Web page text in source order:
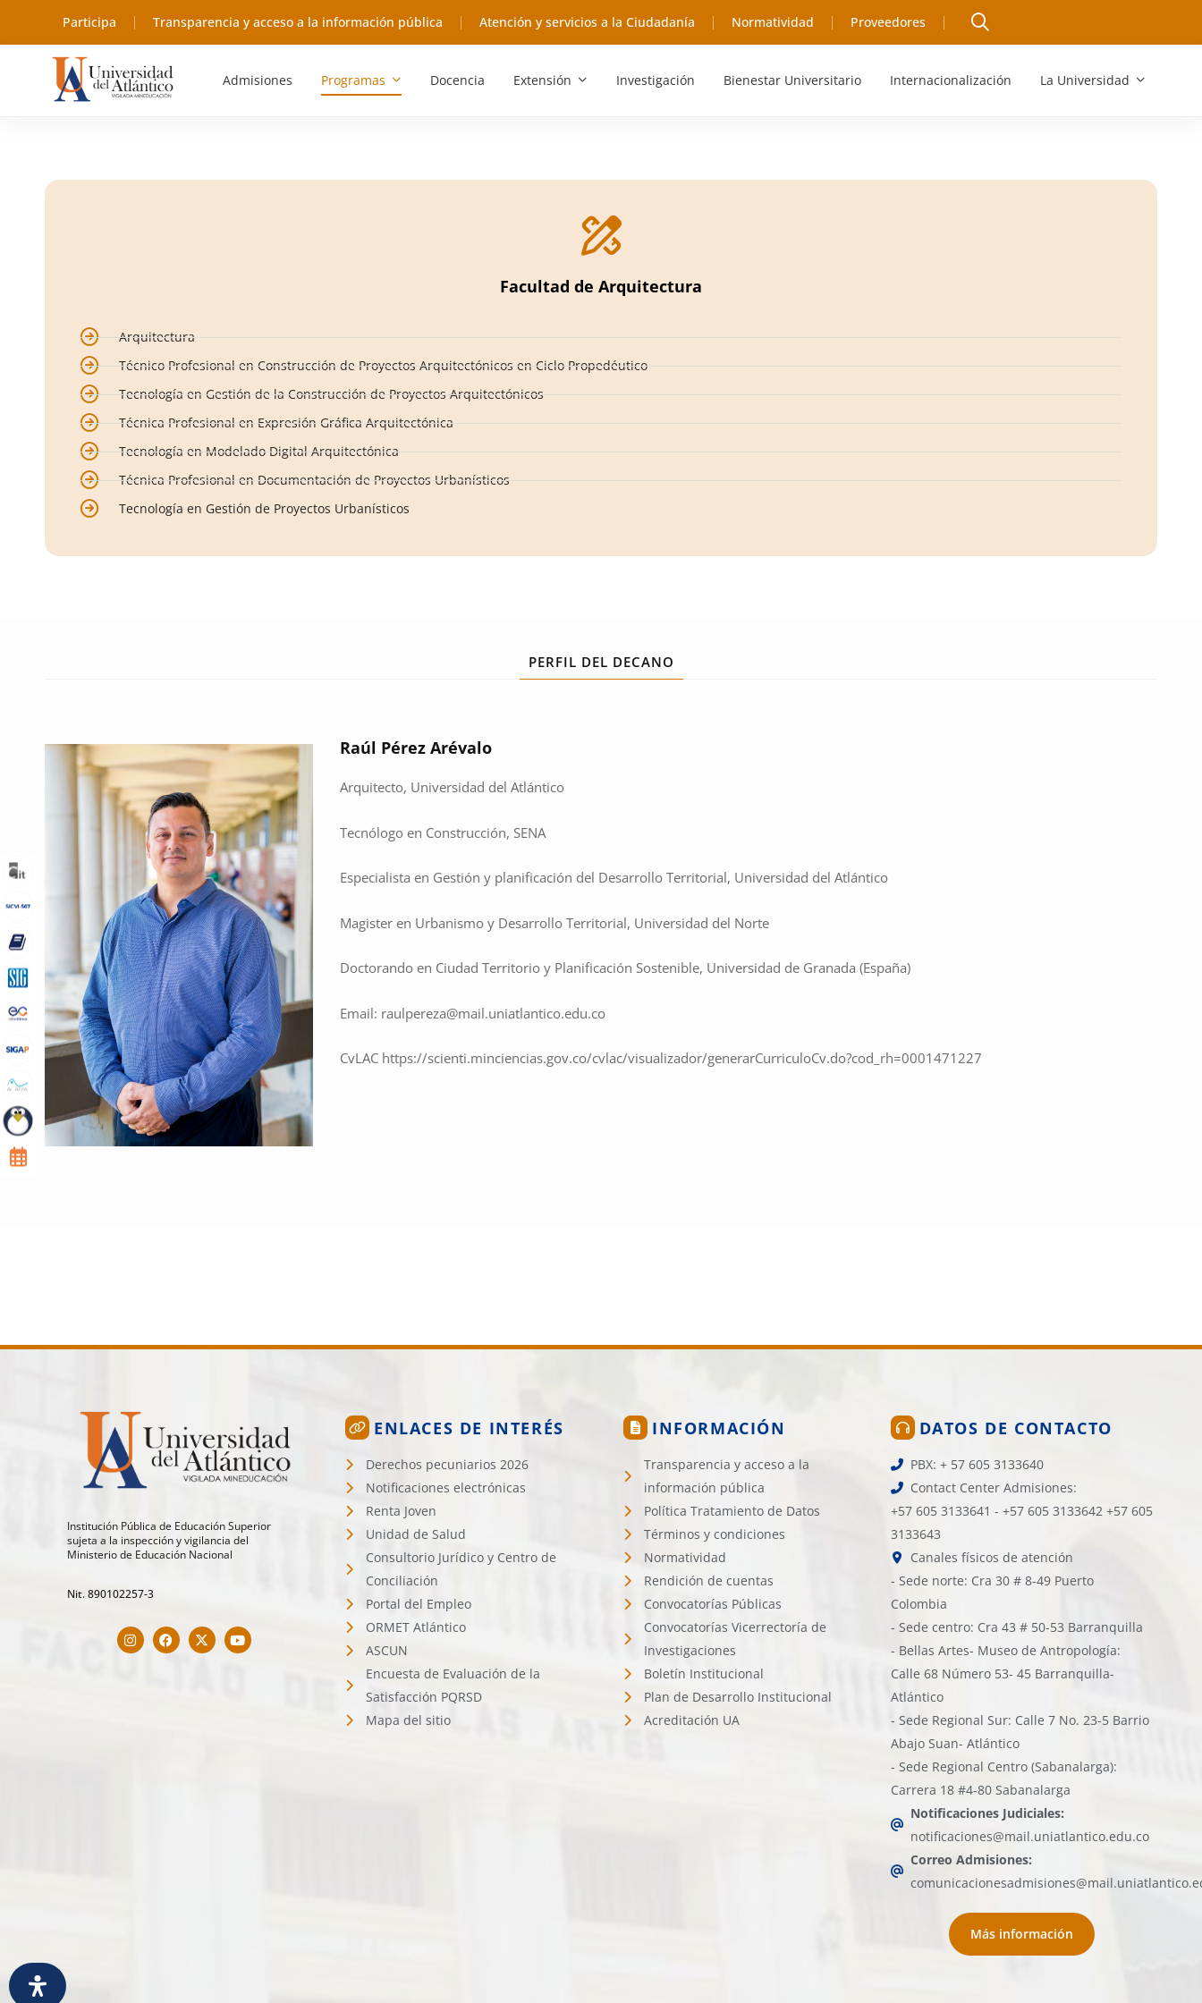
Participa Transparencia y acceso a la información pública Atención y servicios a la Ciudadanía Normatividad Proveedores
Admisiones Programas Docencia Extensión Investigación Bienestar Universitario Internacionalización La Universidad
Facultad de Arquitectura
Arquitectura
Técnico Profesional en Construcción de Proyectos Arquitectónicos en Ciclo Propedéutico
Tecnología en Gestión de la Construcción de Proyectos Arquitectónicos
Técnica Profesional en Expresión Gráfica Arquitectónica
Tecnología en Modelado Digital Arquitectónica
Técnica Profesional en Documentación de Proyectos Urbanísticos
Tecnología en Gestión de Proyectos Urbanísticos
PERFIL DEL DECANO
Raúl Pérez Arévalo
Arquitecto, Universidad del Atlántico
Tecnólogo en Construcción, SENA
Especialista en Gestión y planificación del Desarrollo Territorial, Universidad del Atlántico
Magister en Urbanismo y Desarrollo Territorial, Universidad del Norte
Doctorando en Ciudad Territorio y Planificación Sostenible, Universidad de Granada (España)
Email: raulpereza@mail.uniatlantico.edu.co
CvLAC https://scienti.minciencias.gov.co/cvlac/visualizador/generarCurriculoCv.do?cod_rh=0001471227
Institución Pública de Educación Superior
sujeta a la inspección y vigilancia del
Ministerio de Educación Nacional
Nit. 890102257-3
ENLACES DE INTERÉS
Derechos pecuniarios 2026
Notificaciones electrónicas
Renta Joven
Unidad de Salud
Consultorio Jurídico y Centro de
Conciliación
Portal del Empleo
ORMET Atlántico
ASCUN
Encuesta de Evaluación de la
Satisfacción PQRSD
Mapa del sitio
INFORMACIÓN
Transparencia y acceso a la
información pública
Política Tratamiento de Datos
Términos y condiciones
Normatividad
Rendición de cuentas
Convocatorías Públicas
Convocatorías Vicerrectoría de
Investigaciones
Boletín Institucional
Plan de Desarrollo Institucional
Acreditación UA
DATOS DE CONTACTO
PBX: + 57 605 3133640
Contact Center Admisiones:
+57 605 3133641 - +57 605 3133642 +57 605
3133643
Canales físicos de atención
- Sede norte: Cra 30 # 8-49 Puerto
Colombia
- Sede centro: Cra 43 # 50-53 Barranquilla
- Bellas Artes- Museo de Antropología:
Calle 68 Número 53- 45 Barranquilla-
Atlántico
- Sede Regional Sur: Calle 7 No. 23-5 Barrio
Abajo Suan- Atlántico
- Sede Regional Centro (Sabanalarga):
Carrera 18 #4-80 Sabanalarga
Notificaciones Judiciales:
notificaciones@mail.uniatlantico.edu.co
Correo Admisiones:
Más información